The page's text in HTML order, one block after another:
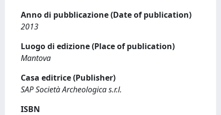
Anno di pubblicazione (Date of publication)
2013
Luogo di edizione (Place of publication)
Mantova
Casa editrice (Publisher)
SAP Società Archeologica s.r.l.
ISBN